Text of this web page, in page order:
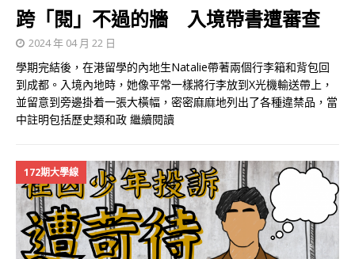
跨「閱」不過的牆 入境帶書遭審查
2024 年 04 月 22 日
學期完結後，在港留學的內地生Natalie帶著兩個行李箱和背包回
到成都。入境內地時，她像平常一樣將行李放到X光機輸送帶上，
並留意到旁邊掛着一張大橫幅，密密麻麻地列出了各種違禁品，當
中註明包括歷史類和政 繼續閱讀
172期大學線